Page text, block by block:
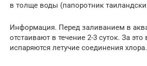
в толще воды (папоротник
Информация. Перед заливанием в
отстаивают в течение 2-3 суток. За это
испаряются летучие соединения хлора.